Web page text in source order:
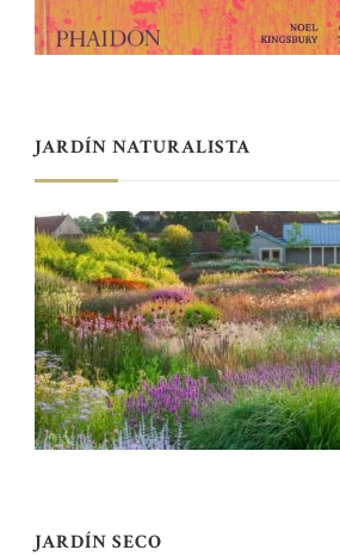
JARDÍN NATURALISTA
JARDÍN SECO